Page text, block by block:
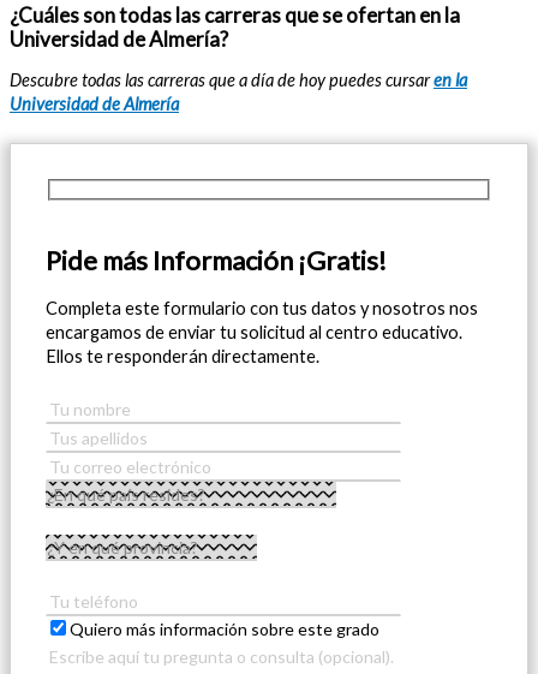
¿Cuáles son todas las carreras que se ofertan en la
Universidad de Almería?
Descubre todas las carreras que a día de hoy puedes cursaren la
Universidad de Almería
Pide más Información ¡Gratis!
Completa este formulario con tus datos y nosotros nos
encargamos de enviar tu solicitud al centro educativo.
Ellos te responderán directamente.
Quiero más información sobre este grado